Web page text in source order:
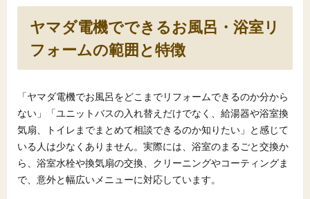
レーション例
6 ヤマダ電機のお風呂・ユニットバス関連オリジナ
ル商品と選び方のポイント
6.2 メーカー標準品・上位品との比較で押さえてお
きたいポイント
7
ヤマダ電機でお風呂リフォームを依頼する流れと
工期の目安
7.1
店舗・オンラインでの相談から見積もり確定ま
でのステップ
ヤマダ電機でできるお風呂・浴室リ
フォームの範囲と特徴
「ヤマダ電機でお風呂をどこまでリフォームできるのか分から
ない」「ユニットバスの入れ替えだけでなく、給湯器や浴室換
気扇、トイレまでまとめて相談できるのか知りたい」と感じて
いる人は少なくありません。実際には、浴室のまるごと交換か
ら、浴室水栓や換気扇の交換、クリーニングやコーティングま
で、意外と幅広いメニューに対応しています。